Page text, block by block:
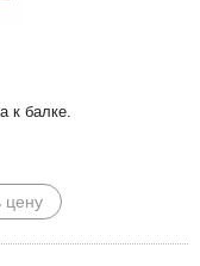
к балке.
цену